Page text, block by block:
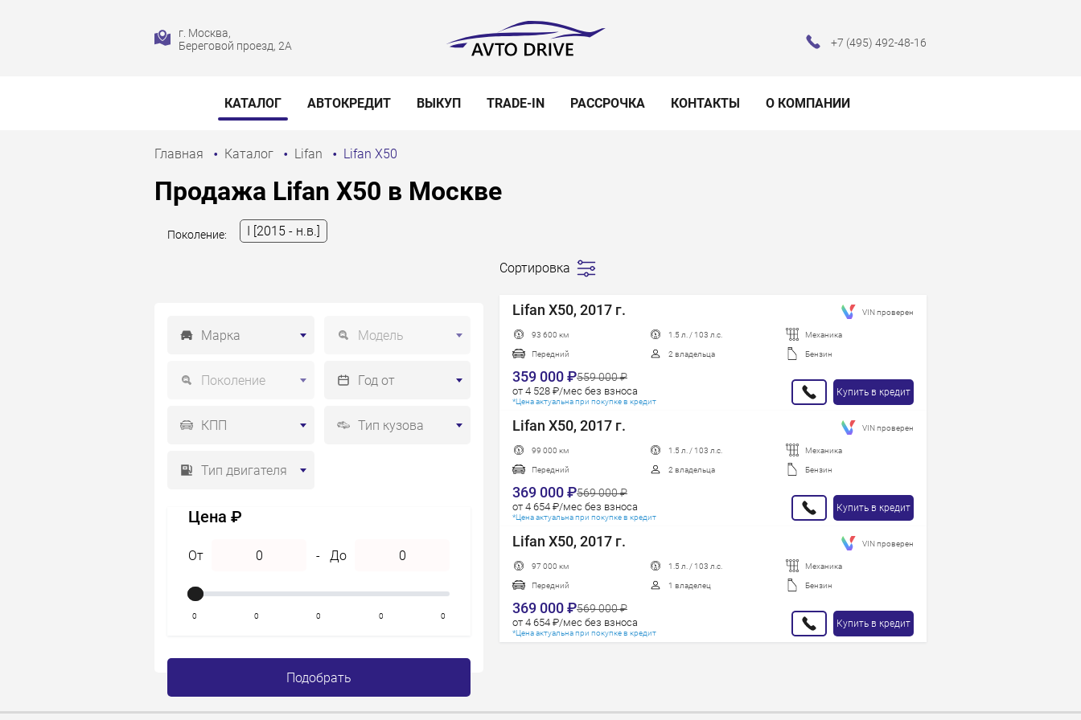
г. Москва,
Береговой проезд, 2А
+7 (495) 492-48-16
КАТАЛОГ АВТОКРЕДИТ ВЫКУП TRADE-IN РАССРОЧКА КОНТАКТЫ О КОМПАНИИ
Главная Каталог Lifan Lifan X50
Продажа Lifan X50 в Москве
Поколение: I [2015 - н.в.]
Сортировка
дешевле
дороже
Пробег
Год новее
Год старше
Lifan X50, 2017 г.
93 600 км 1.5 л. / 103 л.с. Механика
Передний 2 владельца Бензин
359 000 ₽559 000 ₽
от 4 528 ₽/мес без взноса
*Цена актуальна при покупке в кредит
Купить в кредит
VIN проверен
Lifan X50, 2017 г.
99 000 км 1.5 л. / 103 л.с. Механика
Передний 2 владельца Бензин
369 000 ₽569 000 ₽
от 4 654 ₽/мес без взноса
*Цена актуальна при покупке в кредит
Купить в кредит
VIN проверен
Lifan X50, 2017 г.
97 000 км 1.5 л. / 103 л.с. Механика
Передний 1 владелец Бензин
369 000 ₽569 000 ₽
от 4 654 ₽/мес без взноса
*Цена актуальна при покупке в кредит
Купить в кредит
VIN проверен
Марка Модель
Поколение Год от
КПП Тип кузова
Тип двигателя
Цена ₽
От - До
0 0 0 0 0
Подобрать